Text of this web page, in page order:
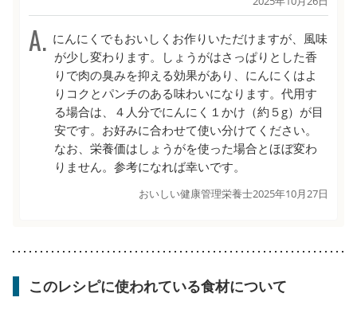
にんにくでもおいしくお作りいただけますが、風味
が少し変わります。しょうがはさっぱりとした香
りで肉の臭みを抑える効果があり、にんにくはよ
りコクとパンチのある味わいになります。代用す
る場合は、４人分でにんにく１かけ（約５g）が目
安です。お好みに合わせて使い分けてください。
なお、栄養価はしょうがを使った場合とほぼ変わ
りません。参考になれば幸いです。
おいしい健康管理栄養士2025年10月27日
このレシピに使われている食材について